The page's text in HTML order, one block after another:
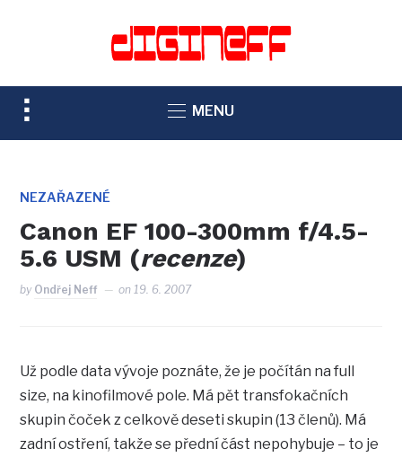
TOGGLE
SIDEBAR
NAVIGATION
MENU
NEZAŘAZENÉ
Canon EF 100-300mm f/4.5-
5.6 USM (recenze)
by Ondřej Neff on19. 6. 2007
Už podle data vývoje poznáte, že je počítán na full
size, na kinofilmové pole. Má pět transfokačních
skupin čoček z celkově deseti skupin (13 členů). Má
zadní ostření, takže se přední část nepohybuje – to je